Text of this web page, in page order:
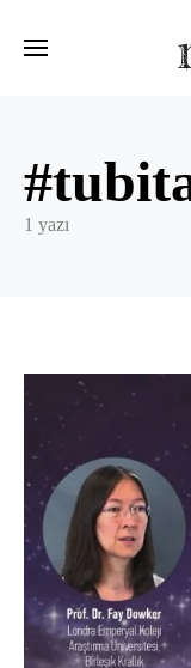
1 yazı